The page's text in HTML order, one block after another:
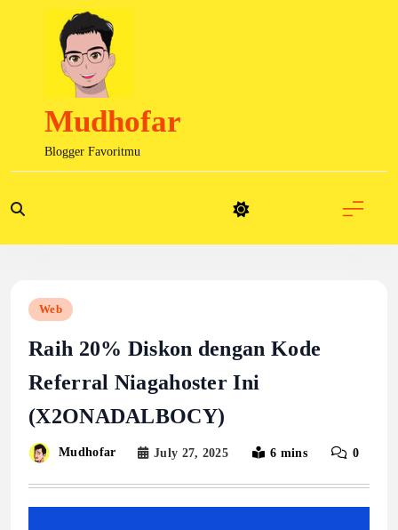
Mudhofar
Blogger Favoritmu
Web
Raih 20% Diskon dengan Kode
Referral Niagahoster Ini
(X2ONADALBOCY)
Mudhofar July 27, 2025 6 mins 0